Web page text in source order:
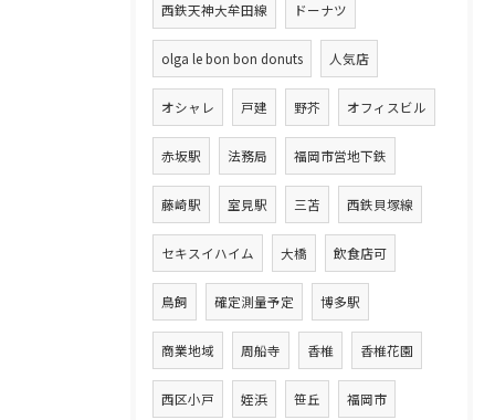
西鉄天神大牟田線 ドーナツ
olga le bon bon donuts 人気店
オシャレ 戸建 野芥 オフィスビル
赤坂駅 法務局 福岡市営地下鉄
藤崎駅 室見駅 三苫 西鉄貝塚線
セキスイハイム 大橋 飲食店可
鳥飼 確定測量予定 博多駅
商業地域 周船寺 香椎 香椎花園
西区小戸 姪浜 笹丘 福岡市